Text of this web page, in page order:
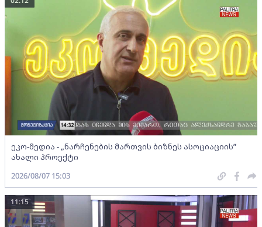
ეკო-მედია - „ნარჩენების მართვის ბიზნეს ასოციაციის”
ახალი პროექტი
2026/08/07 15:03
11:15